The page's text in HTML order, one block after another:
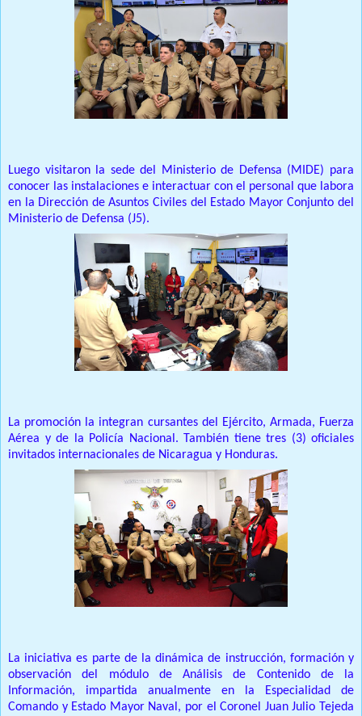
Luego visitaron la sede del Ministerio de Defensa (MIDE) para
conocer las instalaciones e interactuar con el personal que labora
en la Dirección de Asuntos Civiles del Estado Mayor Conjunto del
Ministerio de Defensa (J5).
La promoción la integran cursantes del Ejército, Armada, Fuerza
Aérea y de la Policía Nacional. También tiene tres (3) oficiales
invitados internacionales de Nicaragua y Honduras.
La iniciativa es parte de la dinámica de instrucción, formación y
observación del módulo de Análisis de Contenido de la
Información, impartida anualmente en la Especialidad de
Comando y Estado Mayor Naval, por el Coronel Juan Julio Tejeda